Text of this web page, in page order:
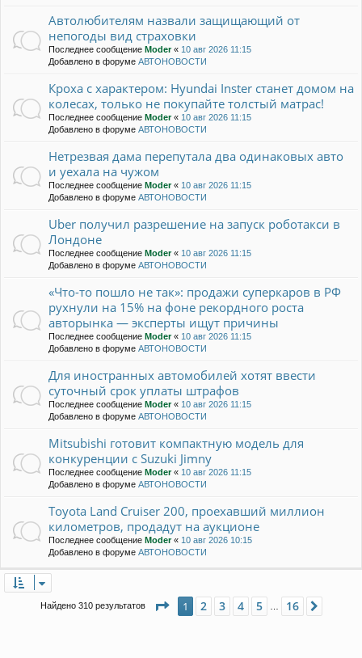
Автолюбителям назвали защищающий от
непогоды вид страховки
Последнее сообщение Moder« 10 авг 2026 11:15
Добавлено в форуме АВТОНОВОСТИ
Кроха с характером: Hyundai Inster станет домом на
колесах, только не покупайте толстый матрас!
Последнее сообщение Moder« 10 авг 2026 11:15
Добавлено в форуме АВТОНОВОСТИ
Нетрезвая дама перепутала два одинаковых авто
и уехала на чужом
Последнее сообщение Moder« 10 авг 2026 11:15
Добавлено в форуме АВТОНОВОСТИ
Uber получил разрешение на запуск роботакси в
Лондоне
Последнее сообщение Moder« 10 авг 2026 11:15
Добавлено в форуме АВТОНОВОСТИ
«Что-то пошло не так»: продажи суперкаров в РФ
рухнули на 15% на фоне рекордного роста
авторынка — эксперты ищут причины
Последнее сообщение Moder« 10 авг 2026 11:15
Добавлено в форуме АВТОНОВОСТИ
Для иностранных автомобилей хотят ввести
суточный срок уплаты штрафов
Последнее сообщение Moder« 10 авг 2026 11:15
Добавлено в форуме АВТОНОВОСТИ
Mitsubishi готовит компактную модель для
конкуренции с Suzuki Jimny
Последнее сообщение Moder« 10 авг 2026 11:15
Добавлено в форуме АВТОНОВОСТИ
Toyota Land Cruiser 200, проехавший миллион
километров, продадут на аукционе
Последнее сообщение Moder« 10 авг 2026 10:15
Добавлено в форуме АВТОНОВОСТИ
Найдено 310 результатов Страница из 16
1 2 3 4 5 16